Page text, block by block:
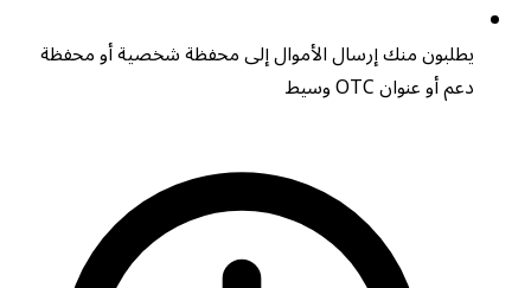
يطلبون منك إرسال الأموال إلى محفظة شخصية أو محفظة
دعم أو عنوان OTC وسيط